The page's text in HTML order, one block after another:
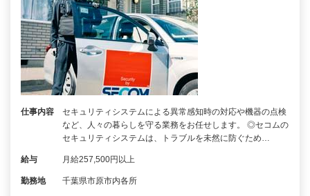
仕事内容
セキュリティシステムによる異常感知時の対応や機器の点検
など、人々の暮らしを守る業務をお任せします。 ◎セコムの
セキュリティシステムは、トラブルを未然に防ぐため…
給与 月給257,500円以上
勤務地 千葉県市原市内各所